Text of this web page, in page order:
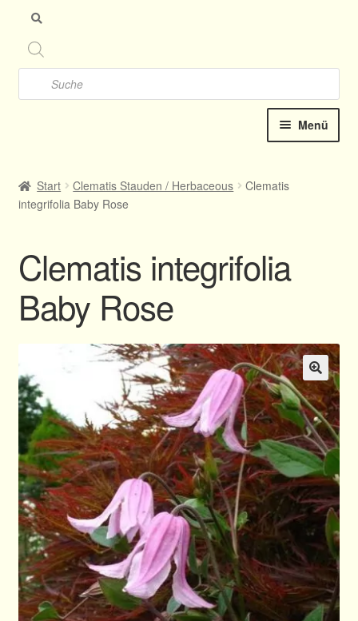
Products
search
Menü
Clematis-Shop
Allgemeines
Ratgeber
Über Clematis
Über uns
Warenkorb
Start Clematis Stauden / Herbaceous
Clematis
integrifolia Baby Rose
Clematis integrifolia
Baby Rose
🔍